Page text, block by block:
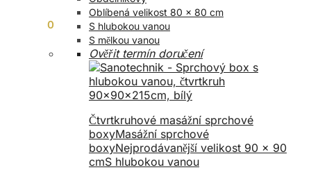
0
Oblíbená velikost 80 x 80 cm
S hlubokou vanou
S mělkou vanou
Ověřit termín doručení
Čtvrtkruhové masážní sprchové
boxyMasážní sprchové
boxyNejprodávanější velikost 90 x 90
cmS hlubokou vanou